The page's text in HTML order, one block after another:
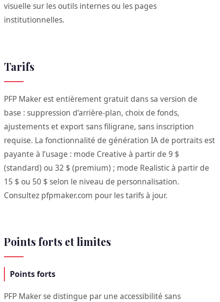
visuelle sur les outils internes ou les pages
institutionnelles.
Tarifs
PFP Maker est entièrement gratuit dans sa version de
base : suppression d’arrière-plan, choix de fonds,
ajustements et export sans filigrane, sans inscription
requise. La fonctionnalité de génération IA de portraits est
payante à l’usage : mode Creative à partir de 9 $
(standard) ou 32 $ (premium) ; mode Realistic à partir de
15 $ ou 50 $ selon le niveau de personnalisation.
Consultez pfpmaker.com pour les tarifs à jour.
Points forts et limites
Points forts
PFP Maker se distingue par une accessibilité sans